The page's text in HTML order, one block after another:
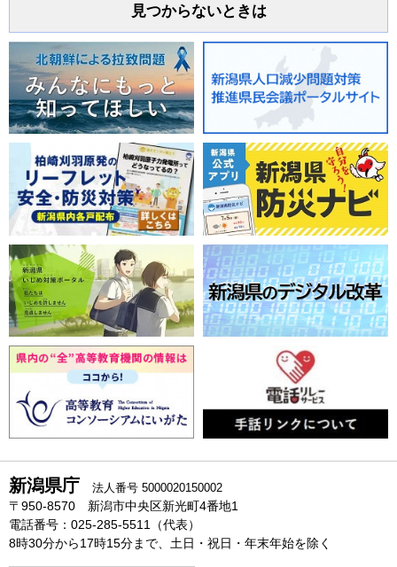
見つからないときは
新潟県庁 法人番号 5000020150002
〒950-8570 新潟市中央区新光町4番地1
電話番号：025-285-5511（代表）
8時30分から17時15分まで、土日・祝日・年末年始を除く